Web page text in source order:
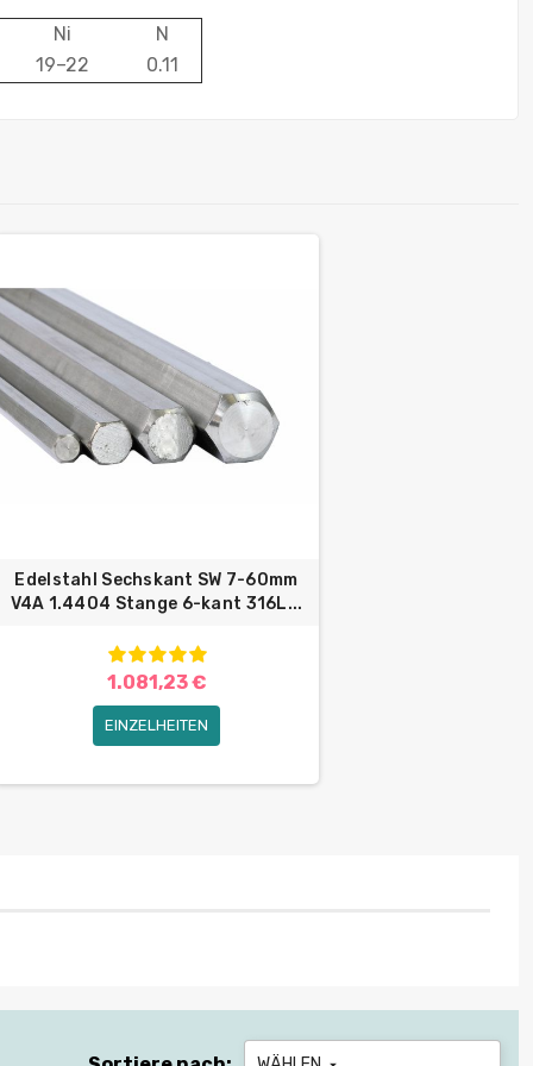
Ni
N
19–22
0.11
Edelstahl Sechskant SW 7-60mm
V4A 1.4404 Stange 6-kant 316L...
1.081,23 €
EINZELHEITEN